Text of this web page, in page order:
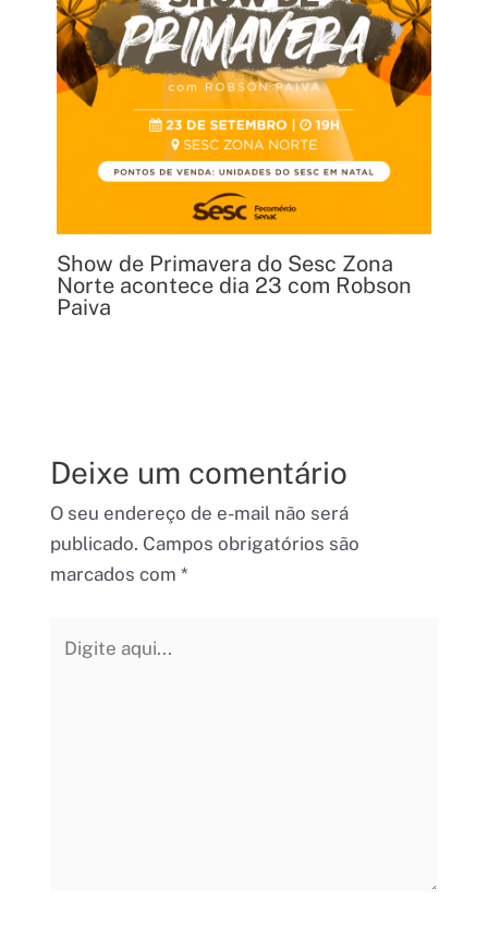
Show de Primavera do Sesc Zona
Norte acontece dia 23 com Robson
Paiva
Deixe um comentário
O seu endereço de e-mail não será
publicado. Campos obrigatórios são
marcados com *
aqui...